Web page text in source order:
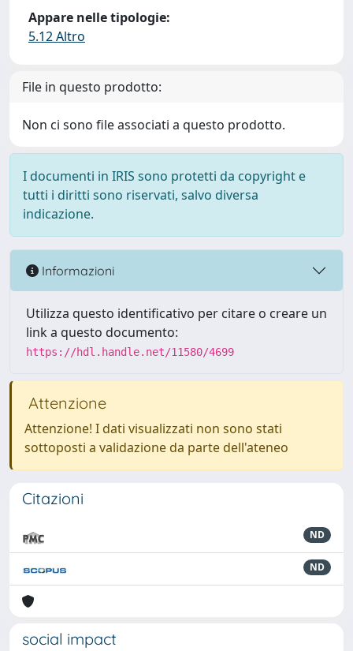
Appare nelle tipologie:
5.12 Altro
File in questo prodotto:
Non ci sono file associati a questo prodotto.
I documenti in IRIS sono protetti da copyright e
tutti i diritti sono riservati, salvo diversa
indicazione.
Informazioni
Utilizza questo identificativo per citare o creare un
link a questo documento:
https://hdl.handle.net/11580/4699
Attenzione
Attenzione! I dati visualizzati non sono stati
sottoposti a validazione da parte dell'ateneo
Citazioni
ND
ND
social impact